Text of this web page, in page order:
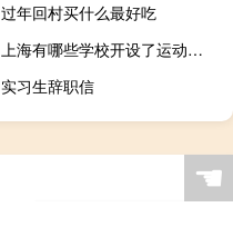
过年回村买什么最好吃
上海有哪些学校开设了运动能力开发专业
实习生辞职信
☚